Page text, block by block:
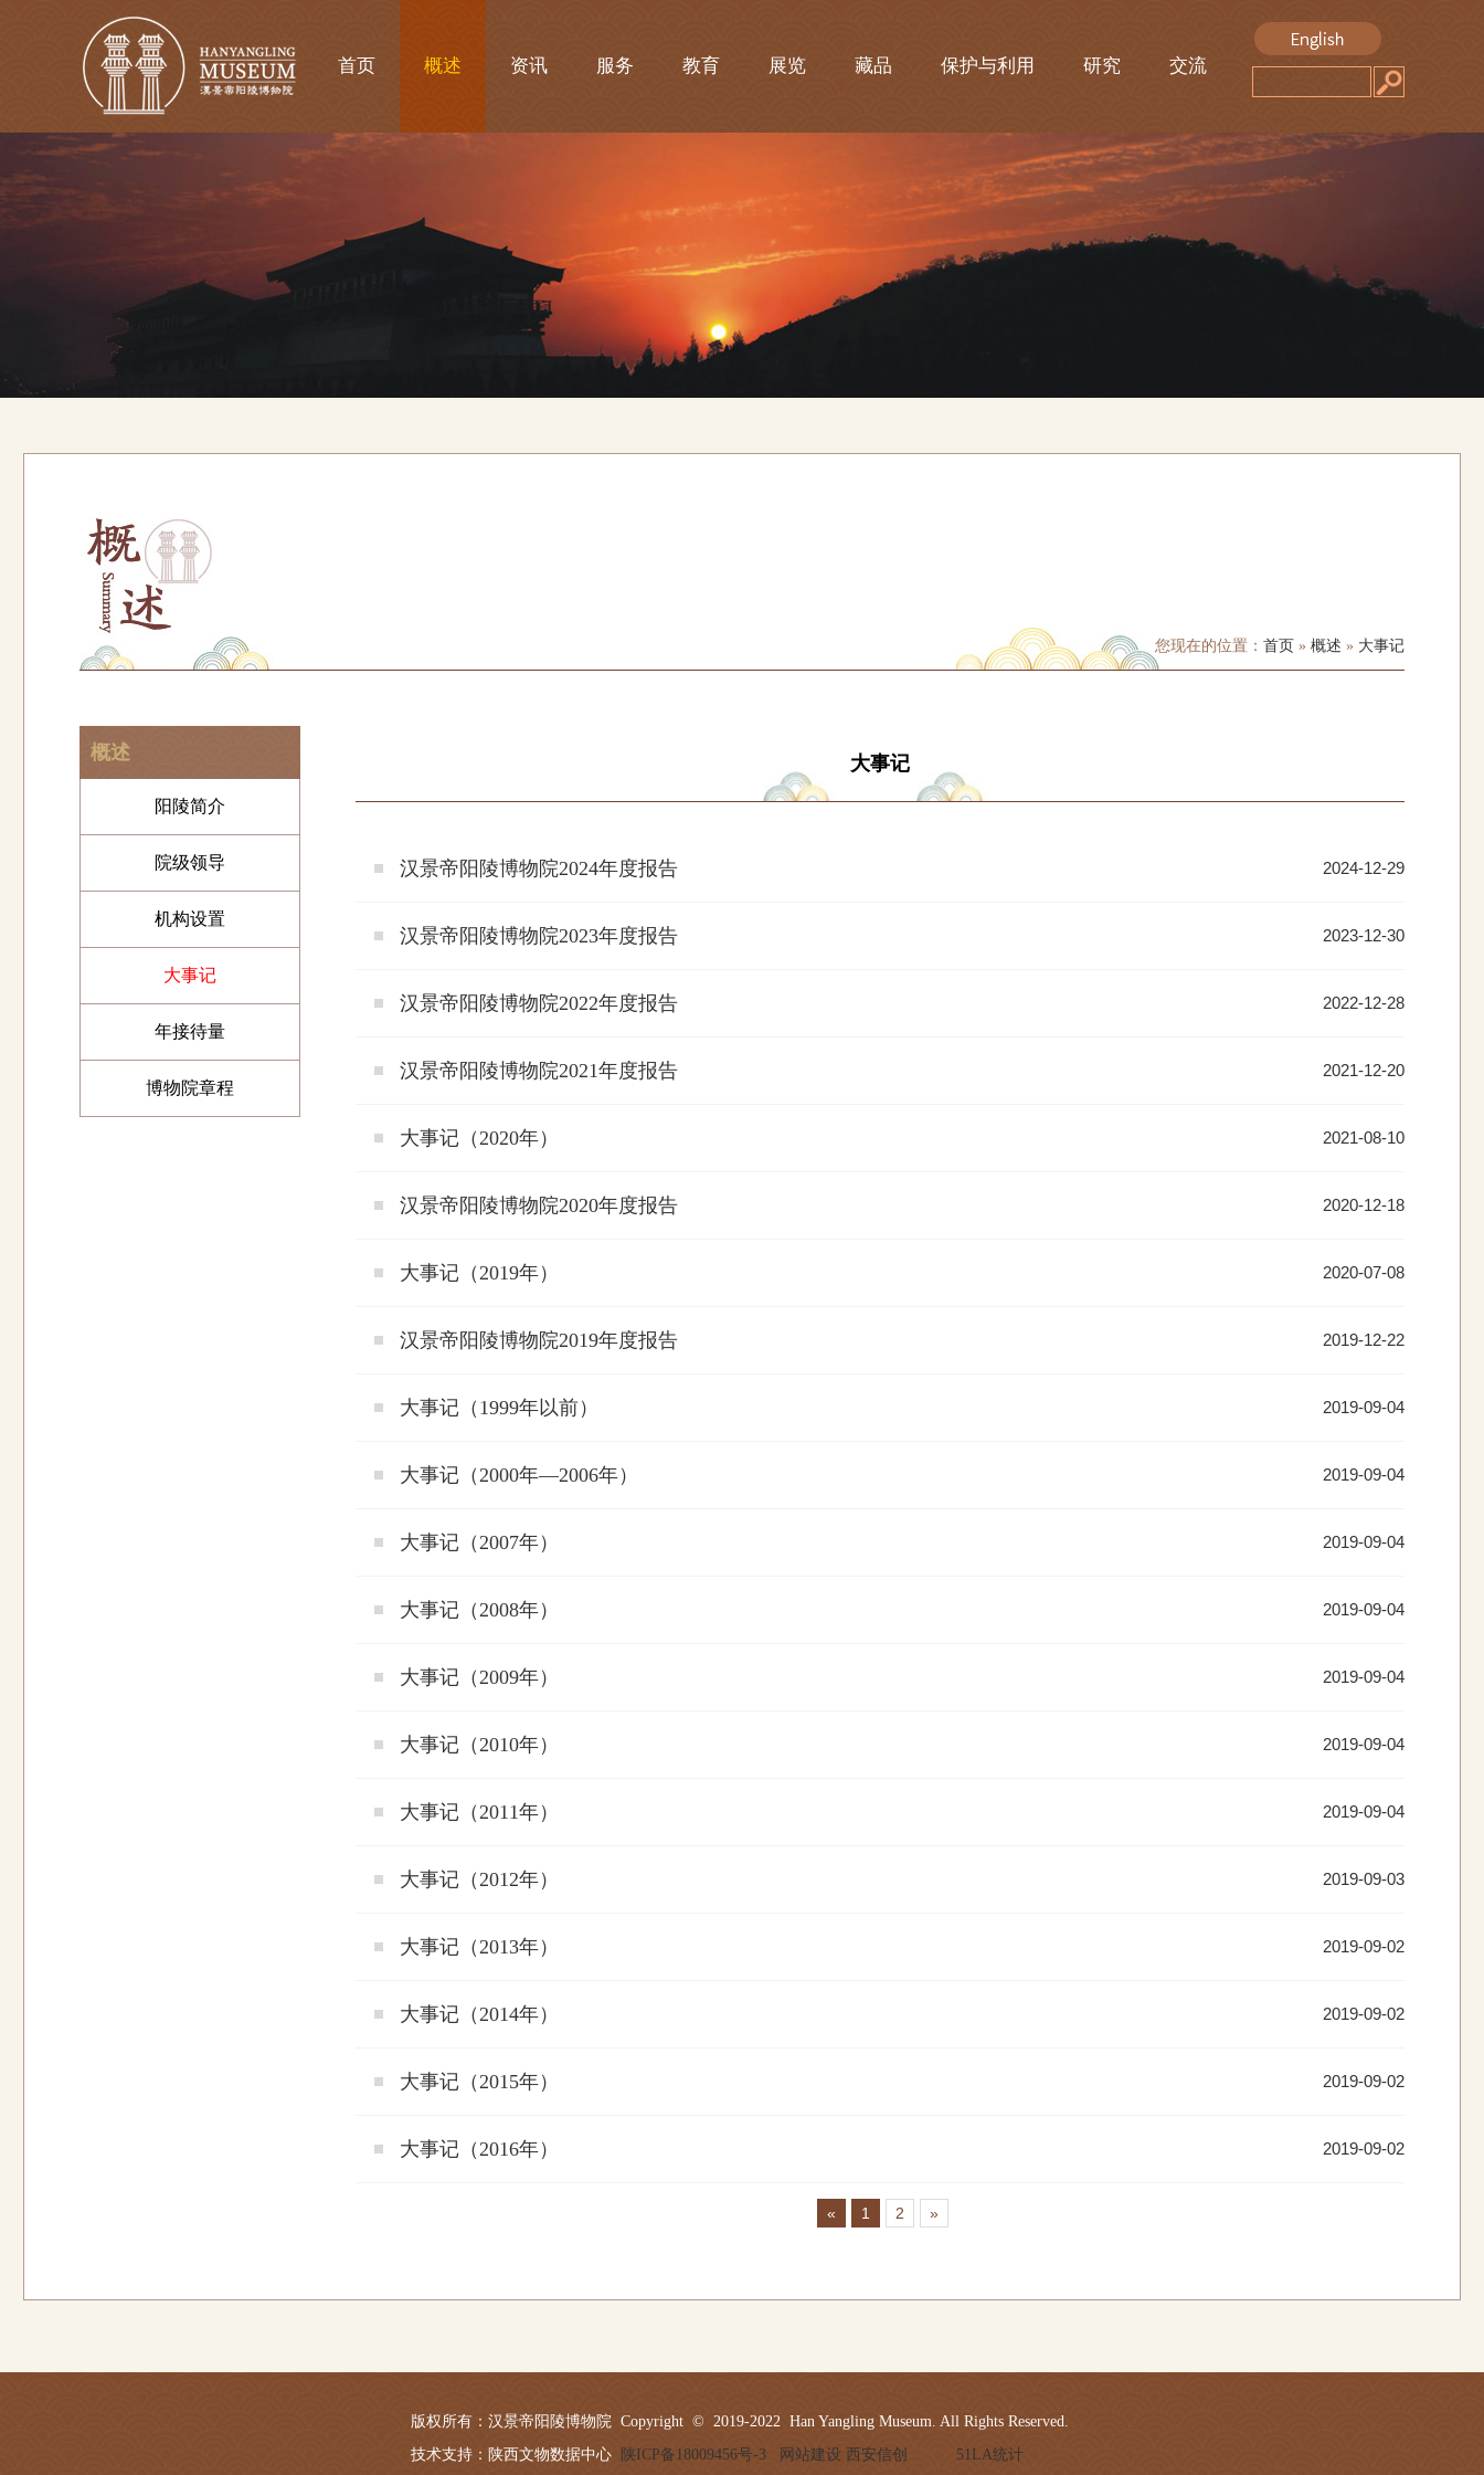
首页 概述 资讯 服务 教育 展览 藏品 保护与利用 研究 交流
您现在的位置： 首页 » 概述 » 大事记
概述
阳陵简介
院级领导
机构设置
大事记
年接待量
博物院章程
大事记
汉景帝阳陵博物院2024年度报告 2024-12-29
汉景帝阳陵博物院2023年度报告 2023-12-30
汉景帝阳陵博物院2022年度报告 2022-12-28
汉景帝阳陵博物院2021年度报告 2021-12-20
大事记（2020年） 2021-08-10
汉景帝阳陵博物院2020年度报告 2020-12-18
大事记（2019年） 2020-07-08
汉景帝阳陵博物院2019年度报告 2019-12-22
大事记（1999年以前） 2019-09-04
大事记（2000年—2006年） 2019-09-04
大事记（2007年） 2019-09-04
大事记（2008年） 2019-09-04
大事记（2009年） 2019-09-04
大事记（2010年） 2019-09-04
大事记（2011年） 2019-09-04
大事记（2012年） 2019-09-03
大事记（2013年） 2019-09-02
大事记（2014年） 2019-09-02
大事记（2015年） 2019-09-02
大事记（2016年） 2019-09-02
« 1 2 »
版权所有：汉景帝阳陵博物院 Copyright © 2019-2022 Han Yangling Museum. All Rights Reserved.
技术支持：陕西文物数据中心 陕ICP备18009456号-3 网站建设 西安信创 51LA统计